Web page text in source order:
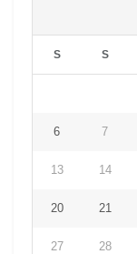
S S
6 7
13 14
20 21
27 28